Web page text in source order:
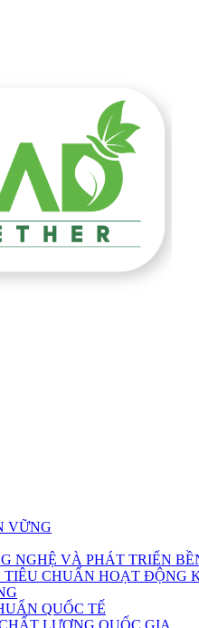
VỮNG
NGHỆ VÀ PHÁT TRIỂN
CHUẨN HOẠT ĐỘNG
QUỐC TẾ